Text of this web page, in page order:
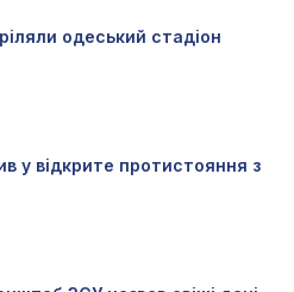
одеський стадіон
у відкрите протистояння з